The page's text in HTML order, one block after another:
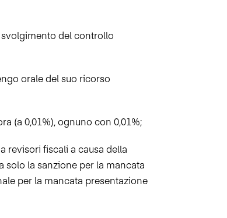
del controllo
orale del suo ricorso
(a 0,01%), ognuno con 0,01%;
revisori fiscali a causa della
solo la sanzione per la mancata
per la mancata presentazione